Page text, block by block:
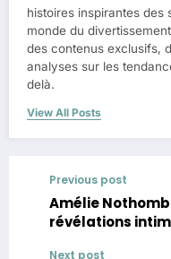
histoires inspirantes des
monde du
des contenus exclusifs,
analyses sur les
delà.
View All Posts
Previous post
Amélie
révélations
Next post